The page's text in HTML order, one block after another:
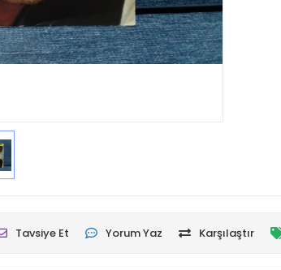
Tavsiye Et Yorum Yaz Karşılaştır